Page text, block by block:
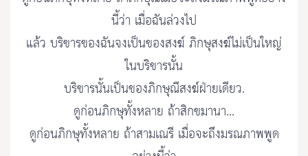
นี้ว่า เมื่อฉันล่วงไป
แล้ว บริขารของฉันจงเป็นของสงฆ์ ภิกษุสงฆ์ไม่เป็นใหญ่
ในบริขารนั้น
บริขารนั้นเป็นของภิกษุณีสงฆ์ฝ่ายเดียว.
ดูก่อนภิกษุทั้งหลาย ถ้าสิกขมานา...
ดูก่อนภิกษุทั้งหลาย ถ้าสามเณรี เมื่อจะถึงมรณภาพพูด